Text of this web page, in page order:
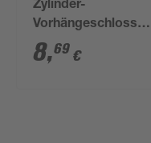
Zylinder-
Vorhängeschloss
'Magno 400 E 40 SB'
8,69 €